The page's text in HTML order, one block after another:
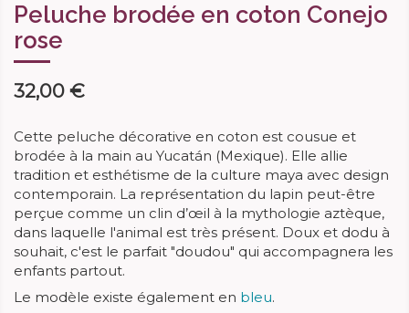
Peluche brodée en coton Conejo
rose
32,00 €
Cette peluche décorative en coton est cousue et
brodée à la main au Yucatán (Mexique). Elle allie
tradition et esthétisme de la culture maya avec design
contemporain. La représentation du lapin peut-être
perçue comme un clin d’œil à la mythologie aztèque,
dans laquelle l'animal est très présent. Doux et dodu à
souhait, c'est le parfait "doudou" qui accompagnera les
enfants partout.
Le modèle existe également en bleu.